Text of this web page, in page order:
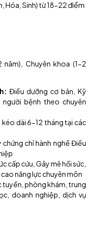
Hóa, Sinh) từ 18-22 điểm
năm), Chuyên khoa (1-2
Điều dưỡng cơ bản, Kỹ
bệnh theo chuyên
kéo dài 6-12 tháng tại các
chứng chỉ hành nghề Điều
cấp cứu, Gây mê hồi sức,
năng lực chuyên môn
tuyến, phòng khám, trung
doanh nghiệp, dịch vụ